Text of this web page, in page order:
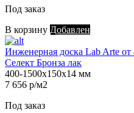
Под заказ
В корзину Добавлен
Инженерная доска Lab Arte
Селект Бронза лак
400-1500х150х14 мм
7 656 р/м2
Под заказ